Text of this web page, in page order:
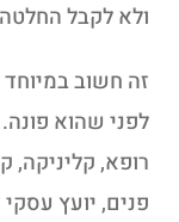
ולא לקבל
זה חשוב
לפני שהוא
רופא, קליניקה,
פנים, יועץ